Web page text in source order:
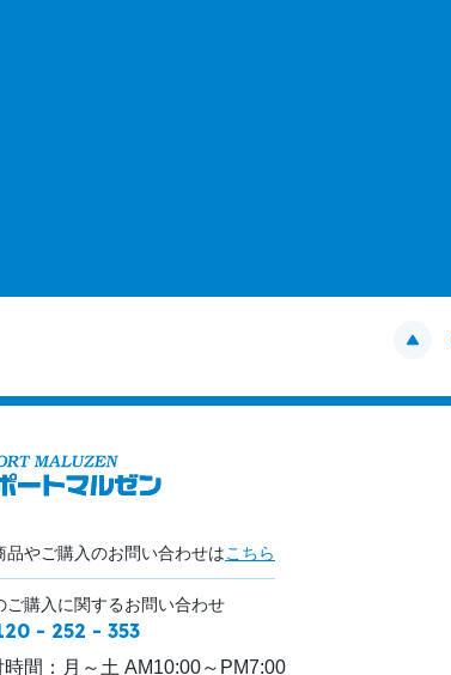
品やご購入のお問い合わせはこちら
ご購入に関するお問い合わせ
- 252 - 353
間： 月～土 AM10:00～PM7:00